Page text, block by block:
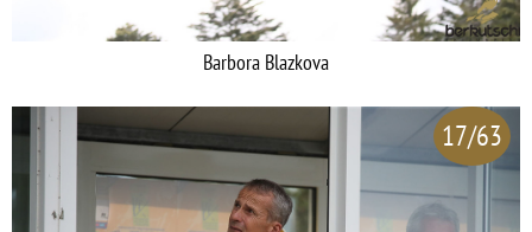
Barbora Blazkova
17/63